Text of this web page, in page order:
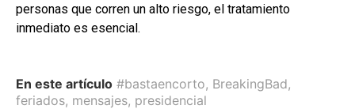
personas que corren un alto riesgo, el tratamiento
inmediato es esencial.
En este artículo #bastaencorto, BreakingBad,
feriados, mensajes, presidencial